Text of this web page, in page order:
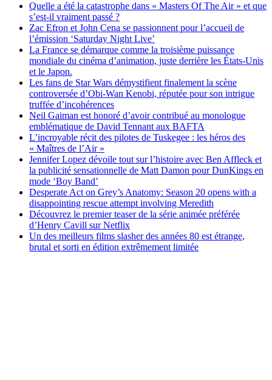
Quelle a été la catastrophe dans « Masters Of The Air » et que
s’est-il vraiment passé ?
Zac Efron et John Cena se passionnent pour l’accueil de
l’émission ‘Saturday Night Live’
La France se démarque comme la troisième puissance
mondiale du cinéma d’animation, juste derrière les États-Unis
et le Japon.
Les fans de Star Wars démystifient finalement la scène
controversée d’Obi-Wan Kenobi, réputée pour son intrigue
truffée d’incohérences
Neil Gaiman est honoré d’avoir contribué au monologue
emblématique de David Tennant aux BAFTA
L’incroyable récit des pilotes de Tuskegee : les héros des
« Maîtres de l’Air »
Jennifer Lopez dévoile tout sur l’histoire avec Ben Affleck et
la publicité sensationnelle de Matt Damon pour DunKings en
mode ‘Boy Band’
Desperate Act on Grey’s Anatomy: Season 20 opens with a
disappointing rescue attempt involving Meredith
Découvrez le premier teaser de la série animée préférée
d’Henry Cavill sur Netflix
Un des meilleurs films slasher des années 80 est étrange,
brutal et sorti en édition extrêmement limitée